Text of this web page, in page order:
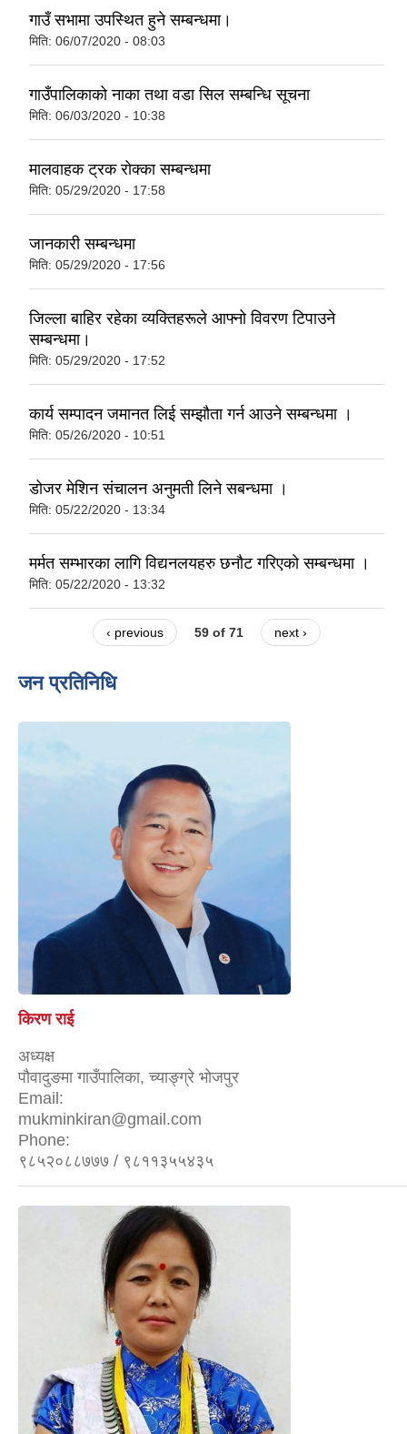
गाउँ सभामा उपस्थित हुने सम्बन्धमा।
मिति: 06/07/2020 - 08:03
गाउँपालिकाको नाका तथा वडा सिल सम्बन्धि सूचना
मिति: 06/03/2020 - 10:38
मालवाहक ट्रक रोक्का सम्बन्धमा
मिति: 05/29/2020 - 17:58
जानकारी सम्बन्धमा
मिति: 05/29/2020 - 17:56
जिल्ला बाहिर रहेका व्यक्तिहरूले आफ्नो विवरण टिपाउने
सम्बन्धमा।
मिति: 05/29/2020 - 17:52
कार्य सम्पादन जमानत लिई सम्झौता गर्न आउने सम्बन्धमा ।
मिति: 05/26/2020 - 10:51
डोजर मेशिन संचालन अनुमती लिने सबन्धमा ।
मिति: 05/22/2020 - 13:34
मर्मत सम्भारका लागि विद्यनलयहरु छनौट गरिएको सम्बन्धमा ।
मिति: 05/22/2020 - 13:32
‹ previous 59 of 71 next ›
जन प्रतिनिधि
किरण राई
अध्यक्ष
पौवादुङमा गाउँपालिका, च्याङ्ग्रे भोजपुर
Email:
mukminkiran@gmail.com
Phone:
९८५२०८८७७७ / ९८११३५५४३५